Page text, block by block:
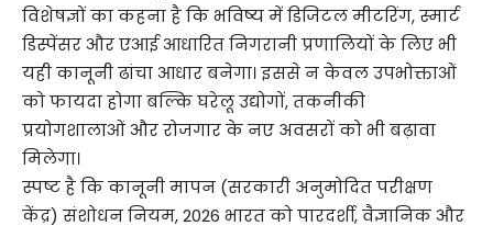
विशेषज्ञों का कहना है कि भविष्य में डिजिटल मीटरिंग, स्मार्ट
डिस्पेंसर और एआई आधारित निगरानी प्रणालियों के लिए भी
यही कानूनी ढांचा आधार बनेगा। इससे न केवल उपभोक्ताओं
को फायदा होगा बल्कि घरेलू उद्योगों, तकनीकी
प्रयोगशालाओं और रोजगार के नए अवसरों को भी बढ़ावा
मिलेगा।
स्पष्ट है कि कानूनी मापन (सरकारी अनुमोदित परीक्षण
केंद्र) संशोधन नियम, 2026 भारत को पारदर्शी, वैज्ञानिक और